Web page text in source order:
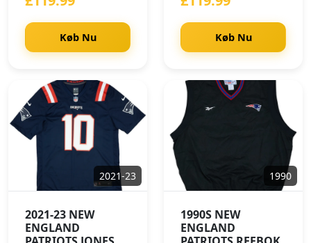
Køb Nu Køb Nu
2021-23
2021-23 NEW
ENGLAND
1990
1990S NEW
ENGLAND